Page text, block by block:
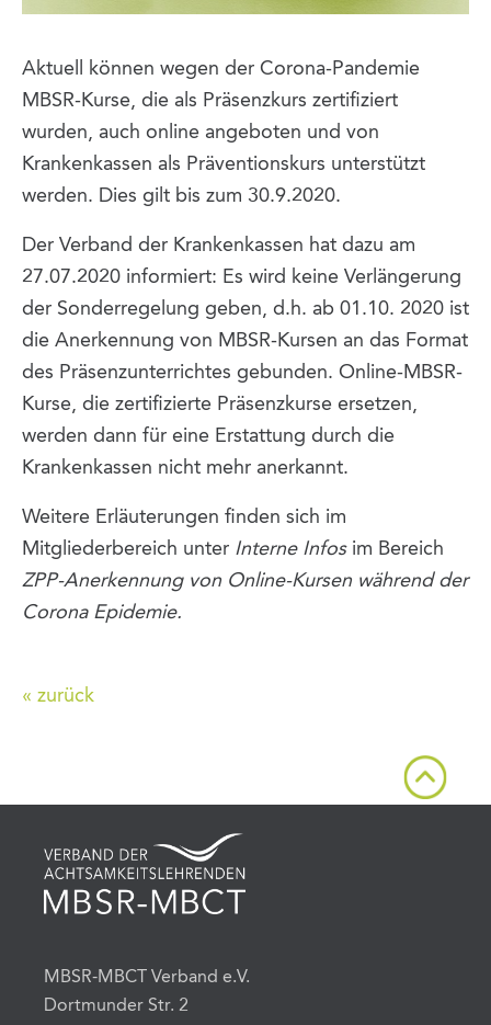
Aktuell können wegen der Corona-Pandemie
MBSR-Kurse, die als Präsenzkurs zertifiziert
wurden, auch online angeboten und von
Krankenkassen als Präventionskurs unterstützt
werden. Dies gilt bis zum 30.9.2020.
Der Verband der Krankenkassen hat dazu am
27.07.2020 informiert: Es wird keine Verlängerung
der Sonderregelung geben, d.h. ab 01.10. 2020 ist
die Anerkennung von MBSR-Kursen an das Format
des Präsenzunterrichtes gebunden. Online-MBSR-
Kurse, die zertifizierte Präsenzkurse ersetzen,
werden dann für eine Erstattung durch die
Krankenkassen nicht mehr anerkannt.
Weitere Erläuterungen finden sich im
Mitgliederbereich unter Interne Infosim Bereich
ZPP-Anerkennung von Online-Kursen während der
Corona Epidemie.
« zurück
MBSR-MBCT Verband e.V.
Dortmunder Str. 2